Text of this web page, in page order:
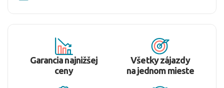
Garancia najnižšej
ceny
Všetky zájazdy
na jednom mieste